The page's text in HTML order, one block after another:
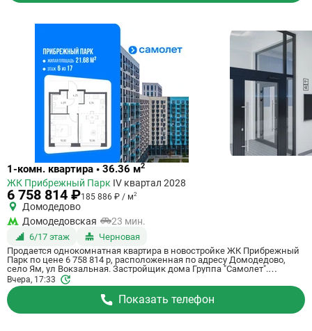
Ссылка
квартиру
1-комн. квартира • 36.36 м2
ЖК Прибрежный Парк IV квартал 2028
6 758 814 ₽185 886 ₽ / м2
Домодедово
Домодедовская
23 мин.
6/17 этаж
Черновая
Продается однокомнатная квартира в новостройке ЖК Прибрежный
Парк по цене 6 758 814 р, расположенная по адресу Домодедово,
село Ям, ул Вокзальная. Застройщик дома Группа "Самолет".
Квартира сдается в IV квартале 2028 года с черновой отделкой, в 23
минутах на машине от метро Домодедовская. Общая площадь
квартиры - 36.36 м². Этаж 6 из 17. ID квартиры на СтройкиРУ 801158,
сообщите его когда будете звонить.
Вчера, 17:33
Показать телефон